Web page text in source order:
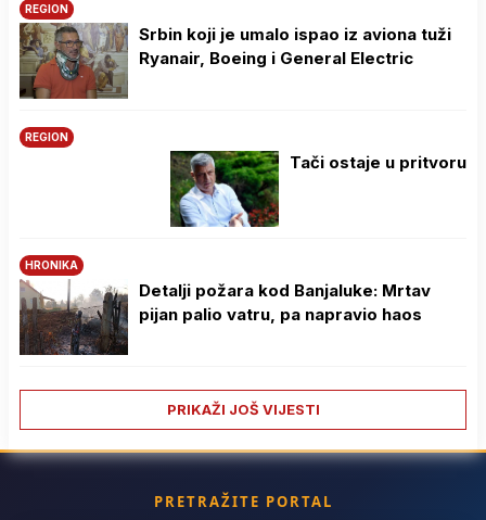
REGION
Srbin koji je umalo ispao iz aviona tuži
Ryanair, Boeing i General Electric
REGION
Tači ostaje u pritvoru
HRONIKA
Detalji požara kod Banjaluke: Mrtav
pijan palio vatru, pa napravio haos
PRIKAŽI JOŠ VIJESTI
PRETRAŽITE PORTAL